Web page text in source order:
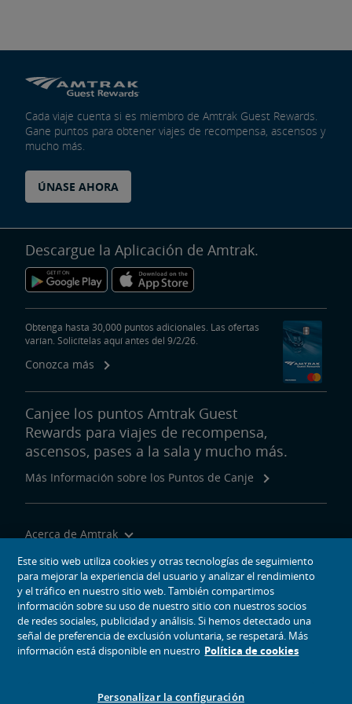
Cada viaje cuenta si es miembro de Amtrak Guest Rewards.
Gane puntos para obtener viajes de recompensa, ascensos y
mucho más.
ÚNASE AHORA
Descargue la Aplicación de Amtrak.
Obtenga hasta 30,000 puntos adicionales. Las ofertas
varían. Solicítelas aquí antes del 9/2/26.
Conozca más
Canjee los puntos Amtrak Guest
Rewards para viajes de recompensa,
ascensos, pases a la sala y mucho más.
Más Información sobre los Puntos de Canje
Acerca de Amtrak
Viajar con Nosotros
Herramientas del Sitio
iconos de medios sociales
Este sitio web utiliza cookies y otras tecnologías de seguimiento
para mejorar la experiencia del usuario y analizar el rendimiento
y el tráfico en nuestro sitio web. También compartimos
información sobre su uso de nuestro sitio con nuestros socios
de redes sociales, publicidad y análisis. Si hemos detectado una
señal de preferencia de exclusión voluntaria, se respetará. Más
información está disponible en nuestro Política de cookies
Personalizar la configuración